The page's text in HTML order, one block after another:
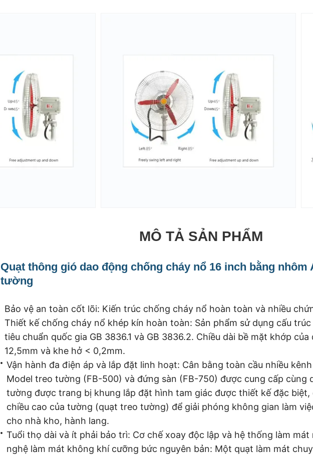
MÔ TẢ SẢN PHẨM
Quạt thông gió dao động chống cháy nổ 16 inch bằng nhôm
tường
Bảo vệ an toàn cốt lõi: Kiến trúc chống cháy nổ hoàn toàn và nhiều
Thiết kế chống cháy nổ khép kín hoàn toàn: Sản phẩm sử dụng cấu
tiêu chuẩn quốc gia GB 3836.1 và GB 3836.2. Chiều dài bề mặt khớp của
12,5mm và khe hở < 0,2mm.
Vận hành đa điện áp và lắp đặt linh hoạt: Cân bằng toàn cầu nhiều
Model treo tường (FB-500) và đứng sàn (FB-750) được cung cấp cùng
tường được trang bị khung lắp đặt hình tam giác được thiết kế đặc biệt,
chiều cao của tường (quạt treo tường) để giải phóng không gian làm
cho nhà kho, hành lang.
Tuổi thọ dài và ít phải bảo trì: Cơ chế xoay độc lập và hệ thống làm mát
nghệ làm mát không khí cưỡng bức nguyên bản: Một quạt làm mát